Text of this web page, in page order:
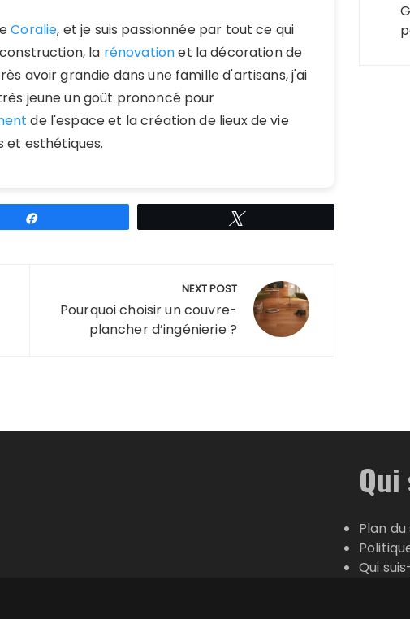
Coralie, et je suis passionnée par tout ce qui
la rénovationet la décoration de
avoir grandie dans une famille d'artisans, j'ai
jeune un goût prononcé pour
de l'espace et la création de lieux de vie
et esthétiques.
NEXT POST
Pourquoi choisir un couvre-
plancher d’ingénierie ?
Qui
Plan
Qui